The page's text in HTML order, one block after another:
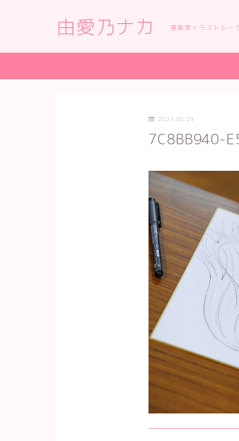
由愛乃ナカ 漫画家イラストレー
2021.08.29
7C8BB940-